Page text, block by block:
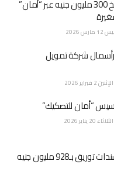
“تنمية المشروعات” يضخ 300 مليون جنيه عبر “أمان”
2026
41% في رأسمال شركة تمويل
الإثنين 2 فبراير 2026
“أمان للتصكيك”
الثلاثاء 20 يناير 2026
“أمان القابضة” تُصدر سندات توريق بـ928 مليون جنيه